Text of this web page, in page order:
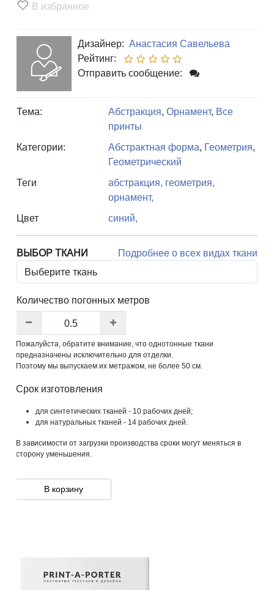
В избранное
Дизайнер: Анастасия Савельева
Рейтинг:
Отправить сообщение:
Тема: Абстракция, Орнамент, Все
принты
Категории:
Абстрактная форма, Геометрия,
Геометрический
Теги
абстракция, геометрия,
орнамент,
Цвет
синий,
ВЫБОР ТКАНИ Подробнее о всех видах ткани
Количество погонных метров
Пожалуйста, обратите внимание, что однотонные ткани
предназначены исключительно для отделки.
Поэтому мы выпускаем их метражом, не более 50 см.
Срок изготовления
для синтетических тканей - 10 рабочих дней;
для натуральных тканей - 14 рабочих дней.
В зависимости от загрузки производства сроки могут меняться в
сторону уменьшения.
В корзину